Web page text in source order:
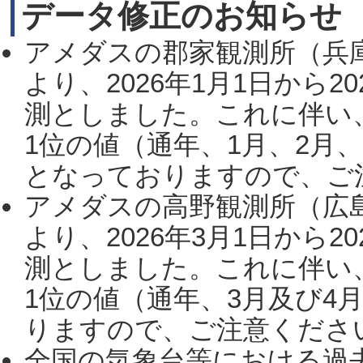
データ修正のお知らせ
アメダスの郡家観測所（
より、2026年1月1日から
測としました。これに伴い
1位の値（通年、1月、2月
となっておりますので、
アメダスの高野観測所（
より、2026年3月1日から
測としました。これに伴い
1位の値（通年、3月及び4
りますので、ご注意くだ